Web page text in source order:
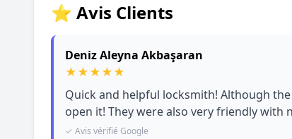
⭐ Avis Clients
Deniz Aleyna Akbaşaran
★★★★★
Quick and helpful locksmith! Although
open it! They were also very friendly with
✓ Avis vérifié Google